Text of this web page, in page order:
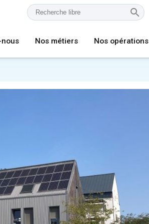
nous Nos métiers Nos opérations